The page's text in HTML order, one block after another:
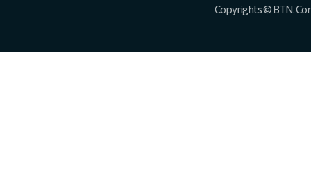
Copyrights © BTN.